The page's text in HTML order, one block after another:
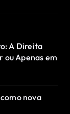
A Direita
ou Apenas em
nova